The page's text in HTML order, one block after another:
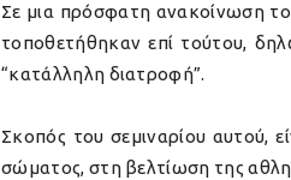
Σε μια πρόσφατη ανακοίνωση
τοποθετήθηκαν επί τούτου,
“κατάλληλη διατροφή”.
Σκοπός του σεμιναρίου αυτού,
σώματος, στη βελτίωση της